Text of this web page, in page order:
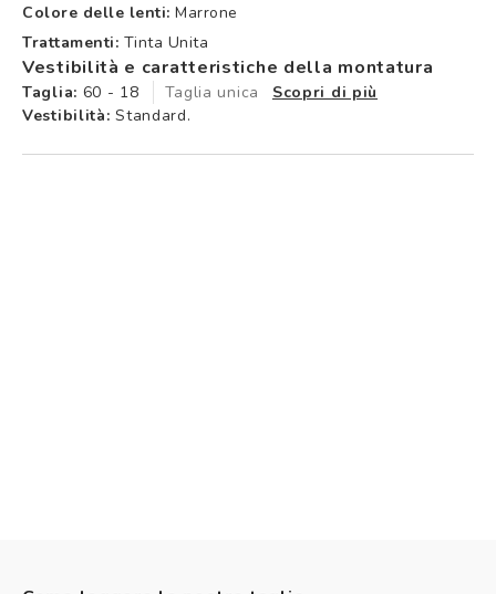
Colore delle lenti: Marrone
Trattamenti: Tinta Unita
Vestibilità e caratteristiche della montatura
Taglia: 60 - 18 Taglia unica
Scopri di più
Vestibilità: Standard.